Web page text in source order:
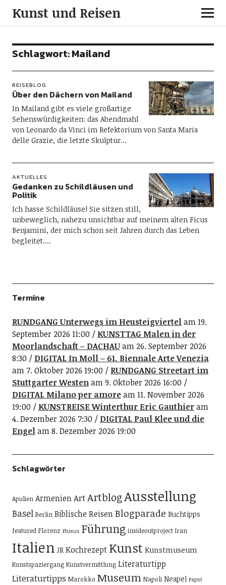
Kunst und Reisen
Schlagwort:Mailand
REISEBLOG
Über den Dächern von Mailand
In Mailand gibt es viele großartige
Sehenswürdigkeiten: das Abendmahl
von Leonardo da Vinci im Refektorium von Santa Maria
delle Grazie, die letzte Skulptur…
AKTUELLES
Gedanken zu Schildläusen und
Politik
Ich hasse Schildläuse! Sie sitzen still,
unbeweglich, nahezu unsichtbar auf meinem alten Ficus
Benjamini, der mich schon seit Jahren durch das Leben
begleitet.…
Termine
RUNDGANG Unterwegs im Heusteigviertelam 19.
September 2026 11:00
KUNSTTAG Malen in der
Moorlandschaft – DACHAUam 26. September 2026
8:30
DIGITAL In Moll – 61. Biennale Arte Venezia
am 7. Oktober 2026 19:00
RUNDGANG Streetart im
Stuttgarter Westenam 9. Oktober 2026 16:00
DIGITAL Milano per amoream 11. November 2026
19:00
KUNSTREISE Winterthur Eric Gauthieram
4. Dezember 2026 7:30
DIGITAL Paul Klee und die
Engelam 8. Dezember 2026 19:00
Schlagwörter
Apulien ArmenienArtArtblogAusstellung
Basel Berlin Biblische ReisenBlogparade Buchtipps
featured Florenz Fluxus Führung insideoutproject Iran
Italien JR Kochrezept Kunst Kunstmuseum
Kunstspaziergang Kunstvermittlung Literaturtipp
Literaturtipps Marokko Museum Napoli Neapel Papst